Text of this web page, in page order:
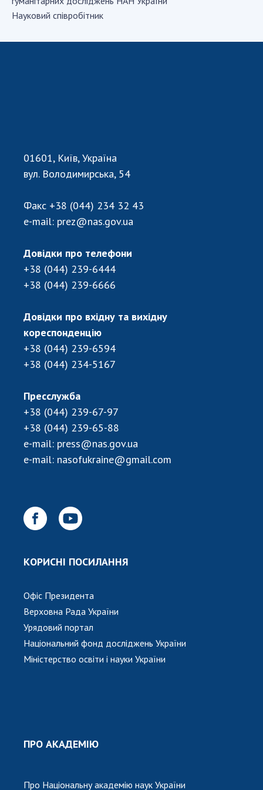
Установи при Президії
Ради, комітети та комісії
Громадські організації
ДІЯЛЬНІСТЬ
Сесії Загальних зборів НАН України
Річні звіти НАН України
Річні фінансові звіти НАН України
Охорона прав інтелектуальної власності та
трансфер технологій в наукових установах
Наукові об'єкти, що становлять національне
надбання
Центри колективного користування
науковими приладами НАН України
Конкурси наукових досліджень НАН України
Відкрита наука в НАН України
Робота з молоддю
МІЖНАРОДНЕ СПІВРОБІТНИЦТВО
Членство в міжнародних організаціях
Міжнародні угоди
Міжнародні програми та конкурси
Вибори до складу НАН України
Науковий співробітник
01601, Київ, Україна
вул. Володимирська, 54
Факс +38 (044) 234 32 43
e-mail: prez@nas.gov.ua
Довідки про телефони
+38 (044) 239-6444
+38 (044) 239-6666
Довідки про вхідну та вихідну
кореспонденцію
+38 (044) 239-6594
+38 (044) 234-5167
Пресслужба
+38 (044) 239-67-97
+38 (044) 239-65-88
e-mail: press@nas.gov.ua
e-mail: nasofukraine@gmail.com
КОРИСНІ ПОСИЛАННЯ
Офіс Президента
Верховна Рада України
Урядовий портал
Національний фонд досліджень України
Міністерство освіти і науки України
ПРО АКАДЕМІЮ
Про Національну академію наук України